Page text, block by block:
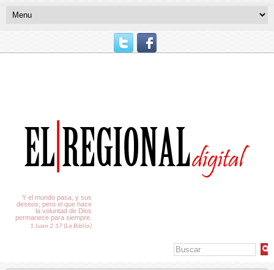
Y el mundo pasa, y sus
deseos; pero el que hace
la voluntad de Dios
permanece para siempre.
1 Juan 2:17 (La Biblia)